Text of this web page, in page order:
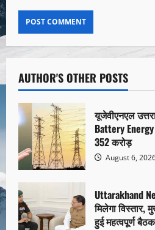
AUTHOR'S OTHER POSTS
यूजेवीएनएल
Battery
352 करोड़
August 6,
Uttarakhand
मिलेगा विस्तार,
हुई महत्वपूर्ण बैठक